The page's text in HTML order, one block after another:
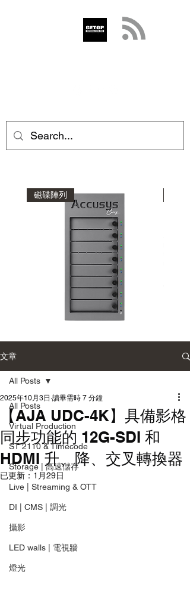
磁碟陣列
Carry
專
業
碟
陣
列
2
陣
文章
All Posts
Virtual Production
ST 2110 & Timecode
Storage | 高速儲存
Live | Streaming & OTT
DI | CMS | 調光
攝影
LED walls | 電視牆
燈光
All Posts
【AJA UDC-4K】具備影格
同步功能的 12G-SDI 和
HDMI 升、降、交叉轉換器
2025年10月3日 讀畢需時 7 分鐘
已更新： 1月29日